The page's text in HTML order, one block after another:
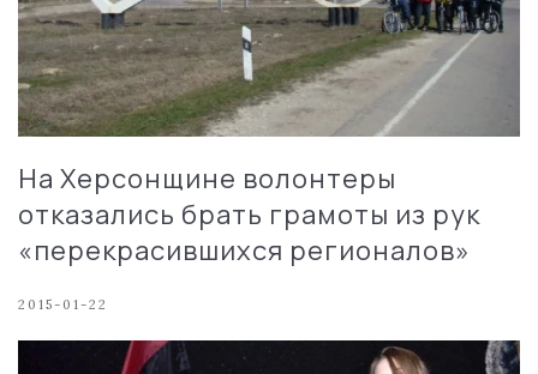
На Херсонщине волонтеры
отказались брать грамоты из рук
«перекрасившихся регионалов»
2015-01-22